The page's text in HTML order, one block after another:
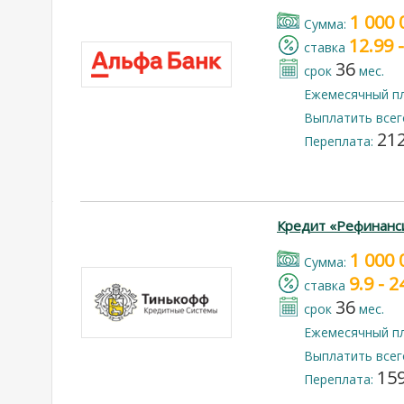
Cумма: 1 000
cтавка 12.99
срок 36 мес.
Ежемесячный
Выплатить
Переплата:
Кредит
Cумма: 1 000
cтавка 9.9 -
срок 36 мес.
Ежемесячный
Выплатить
Переплата: